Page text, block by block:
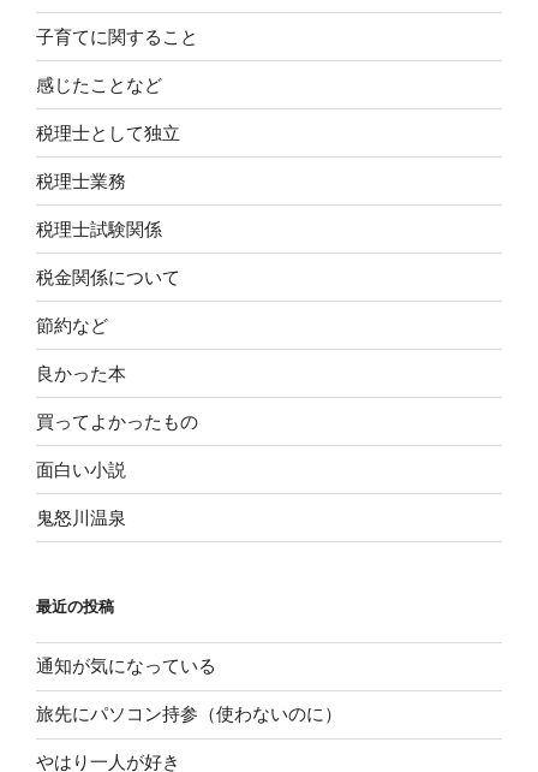
子育てに関すること
感じたことなど
税理士として独立
税理士業務
税理士試験関係
税金関係について
節約など
良かった本
買ってよかったもの
面白い小説
鬼怒川温泉
最近の投稿
通知が気になっている
旅先にパソコン持参（使わないのに）
やはり一人が好き